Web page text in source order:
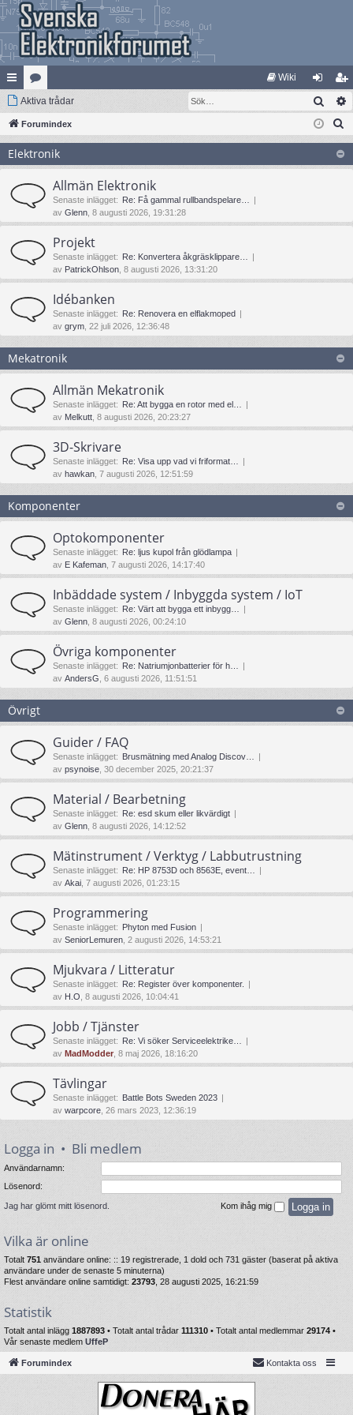
na
bb
lä
nk
ar
at
eg
ori
er
Wiki
og
ga
li
m
ed
le
Aktiva trådar Sök
Forumindex
Elektronik
Allmän Elektronik
Senaste inlägget: Re: Få gammal rullbandspelare…
av Glenn , 8 augusti 2026, 19:31:28
Projekt
Senaste inlägget: Re: Konvertera åkgräsklippare…
av PatrickOhlson , 8 augusti 2026, 13:31:20
Idébanken
Senaste inlägget: Re: Renovera en elflakmoped
av grym , 22 juli 2026, 12:36:48
Mekatronik
Allmän Mekatronik
Senaste inlägget: Re: Att bygga en rotor med el…
av Melkutt , 8 augusti 2026, 20:23:27
3D-Skrivare
Senaste inlägget: Re: Visa upp vad vi friformat…
av hawkan , 7 augusti 2026, 12:51:59
Komponenter
Optokomponenter
Senaste inlägget: Re: ljus kupol från glödlampa
av E Kafeman , 7 augusti 2026, 14:17:40
Inbäddade system / Inbyggda system / IoT
Senaste inlägget: Re: Värt att bygga ett inbygg…
av Glenn , 8 augusti 2026, 00:24:10
Övriga komponenter
Senaste inlägget: Re: Natriumjonbatterier för h…
av AndersG , 6 augusti 2026, 11:51:51
Övrigt
Guider / FAQ
Senaste inlägget: Brusmätning med Analog Discov…
av psynoise , 30 december 2025, 20:21:37
Material / Bearbetning
Senaste inlägget: Re: esd skum eller likvärdigt
av Glenn , 8 augusti 2026, 14:12:52
Mätinstrument / Verktyg / Labbutrustning
Senaste inlägget: Re: HP 8753D och 8563E, event…
av Akai , 7 augusti 2026, 01:23:15
Programmering
Senaste inlägget: Phyton med Fusion
av SeniorLemuren , 2 augusti 2026, 14:53:21
Mjukvara / Litteratur
Senaste inlägget: Re: Register över komponenter.
av H.O , 8 augusti 2026, 10:04:41
Jobb / Tjänster
Senaste inlägget: Re: Vi söker Serviceelektrike…
av MadModder , 8 maj 2026, 18:16:20
Tävlingar
Senaste inlägget: Battle Bots Sweden 2023
av warpcore , 26 mars 2023, 12:36:19
Logga in • Bli medlem
Användarnamn:
Lösenord:
Jag har glömt mitt lösenord. Kom ihåg mig
Vilka är online
Totalt 751 användare online: :: 19 registrerade, 1 dold och 731 gäster (baserat på aktiva
användare under de senaste 5 minuterna)
Flest användare online samtidigt: 23793 , 28 augusti 2025, 16:21:59
Statistik
Totalt antal inlägg 1887893 • Totalt antal trådar 111310 • Totalt antal medlemmar 29174 •
Vår senaste medlem UffeP
Forumindex Kontakta oss